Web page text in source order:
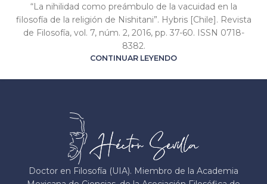
“La nihilidad como preámbulo de la vacuidad en la
filosofía de la religión de Nishitani”. Hybris [Chile]. Revista
de Filosofía, vol. 7, núm. 2, 2016, pp. 37-60. ISSN 0718-
8382.
CONTINUAR LEYENDO
Doctor en Filosofía (UIA). Miembro de la Academia